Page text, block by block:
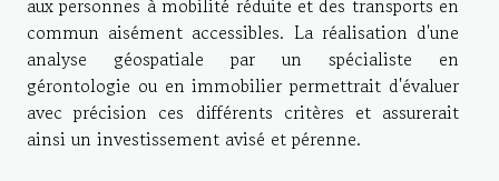
aux personnes à mobilité réduite et des transports en
commun aisément accessibles. La réalisation d'une
analyse géospatiale par un spécialiste en
gérontologie ou en immobilier permettrait d'évaluer
avec précision ces différents critères et assurerait
ainsi un investissement avisé et pérenne.